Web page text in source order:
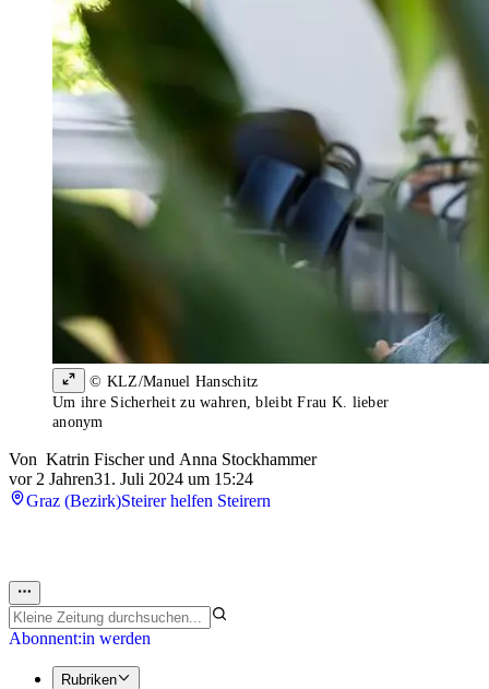
© KLZ/Manuel Hanschitz
Um ihre Sicherheit zu wahren, bleibt Frau K. lieber
anonym
Von Katrin Fischerund Anna Stockhammer
vor 2 Jahren31. Juli 2024 um 15:24
Graz (Bezirk)Steirer helfen Steirern
Abonnent:in werden
Rubriken